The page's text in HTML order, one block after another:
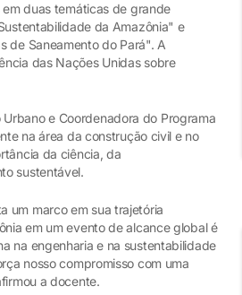
duas temáticas de grande
da Amazônia" e
de Saneamento do Pará". A
das Nações Unidas sobre
e Coordenadora do Programa
na área da construção civil e no
da ciência, da
sustentável.
um marco em sua trajetória
em um evento de alcance global é
na engenharia e na sustentabilidade
nosso compromisso com uma
a docente.